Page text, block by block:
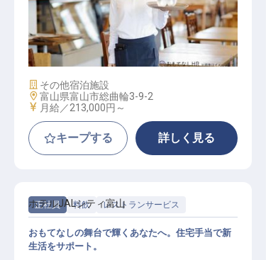
レストランサービス
施設業態
その他宿泊施設
勤務地
富山県富山市総曲輪3-9-2
給与
月給／213,000円～
キープする 詳しく見る
正社員 料飲 レストランサービス
ホテルJALシティ富山
おもてなしの舞台で輝くあなたへ。住宅手当で新
生活をサポート。